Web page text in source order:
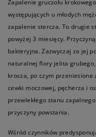
Zapalenie gruczołu
występujących u młodych
zapalenie stercza. To drugie
powyżej 3 miesięcy.
bakteryjna. Zazwyczaj za jej
naturalnej flory jelita
krocza, po czym
cewki moczowej, pęcherza i
przewlekłego stanu
przyczyny powstania.
Wśród czynników